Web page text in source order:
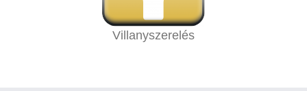
Villanyszerelés